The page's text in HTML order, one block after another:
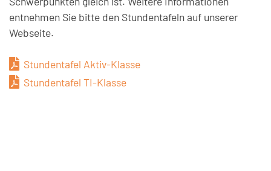
entnehmen Sie bitte den Stundentafeln auf unserer
Webseite.
Stundentafel Aktiv-Klasse
Stundentafel TI-Klasse